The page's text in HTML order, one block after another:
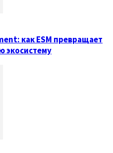
как ESM превращает
экосистему